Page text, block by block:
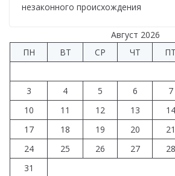
незаконного происхождения
Август 2026
ПН
ВТ СР ЧТ ПТ
3
4 5 6 7
10
11 12 13 14
17
18 19 20 21
24
25 26 27 28
31